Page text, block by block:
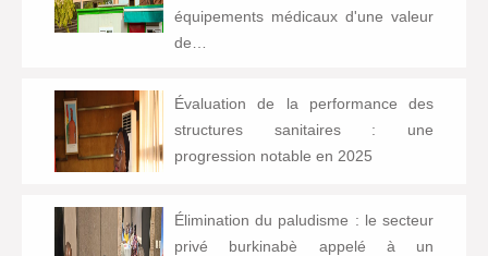
équipements médicaux d'une valeur
de…
Évaluation de la performance des
structures sanitaires : une
progression notable en 2025
Élimination du paludisme : le secteur
privé burkinabè appelé à un